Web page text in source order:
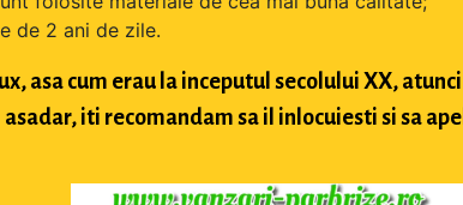
de 2 ani de zile.
asa cum erau la inceputul secolului XX,
iti recomandam sa il inlocuiesti si sa